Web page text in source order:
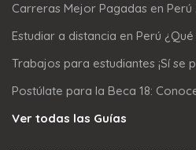
Carreras Mejor Pagadas en Perú
Estudiar a distancia en Perú
Trabajos para estudiantes ¡Sí se
Postúlate para la Beca 18:
Ver todas las Guías